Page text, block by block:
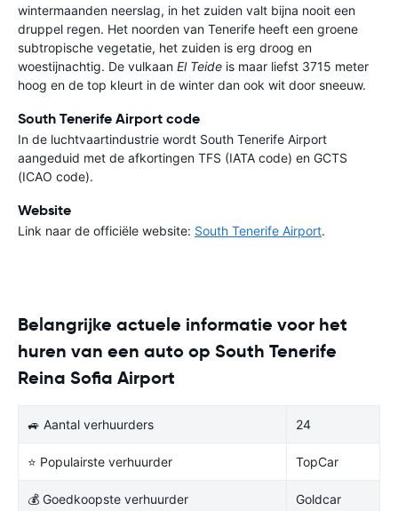
wintermaanden neerslag, in het zuiden valt bijna nooit een
druppel regen. Het noorden van Tenerife heeft een groene
subtropische vegetatie, het zuiden is erg droog en
woestijnachtig. De vulkaan El Teide is maar liefst 3715 meter
hoog en de top kleurt in de winter dan ook wit door sneeuw.
South Tenerife Airport code
In de luchtvaartindustrie wordt South Tenerife Airport
aangeduid met de afkortingen TFS (IATA code) en GCTS
(ICAO code).
Website
Link naar de officiële website: South Tenerife Airport.
Belangrijke actuele informatie voor het
huren van een auto op South Tenerife
Reina Sofia Airport
🚙 Aantal verhuurders 24
⭐ Populairste verhuurder TopCar
💰 Goedkoopste verhuurder Goldcar